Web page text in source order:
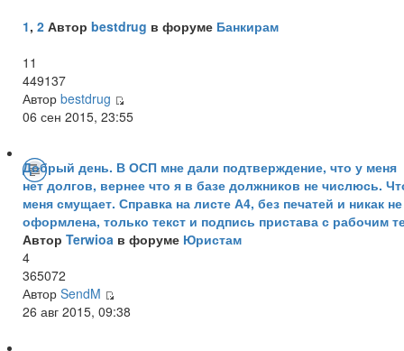
1, 2 Автор bestdrug в форуме Банкирам
11
449137
Автор bestdrug
06 сен 2015, 23:55
Добрый день. В ОСП мне дали подтверждение, что у меня
нет долгов, вернее что я в базе должников не числюсь.
меня смущает. Справка на листе А4, без печатей и никак не
оформлена, только текст и подпись пристава с рабочим
Автор Terwioa в форуме Юристам
4
365072
Автор SendM
26 авг 2015, 09:38